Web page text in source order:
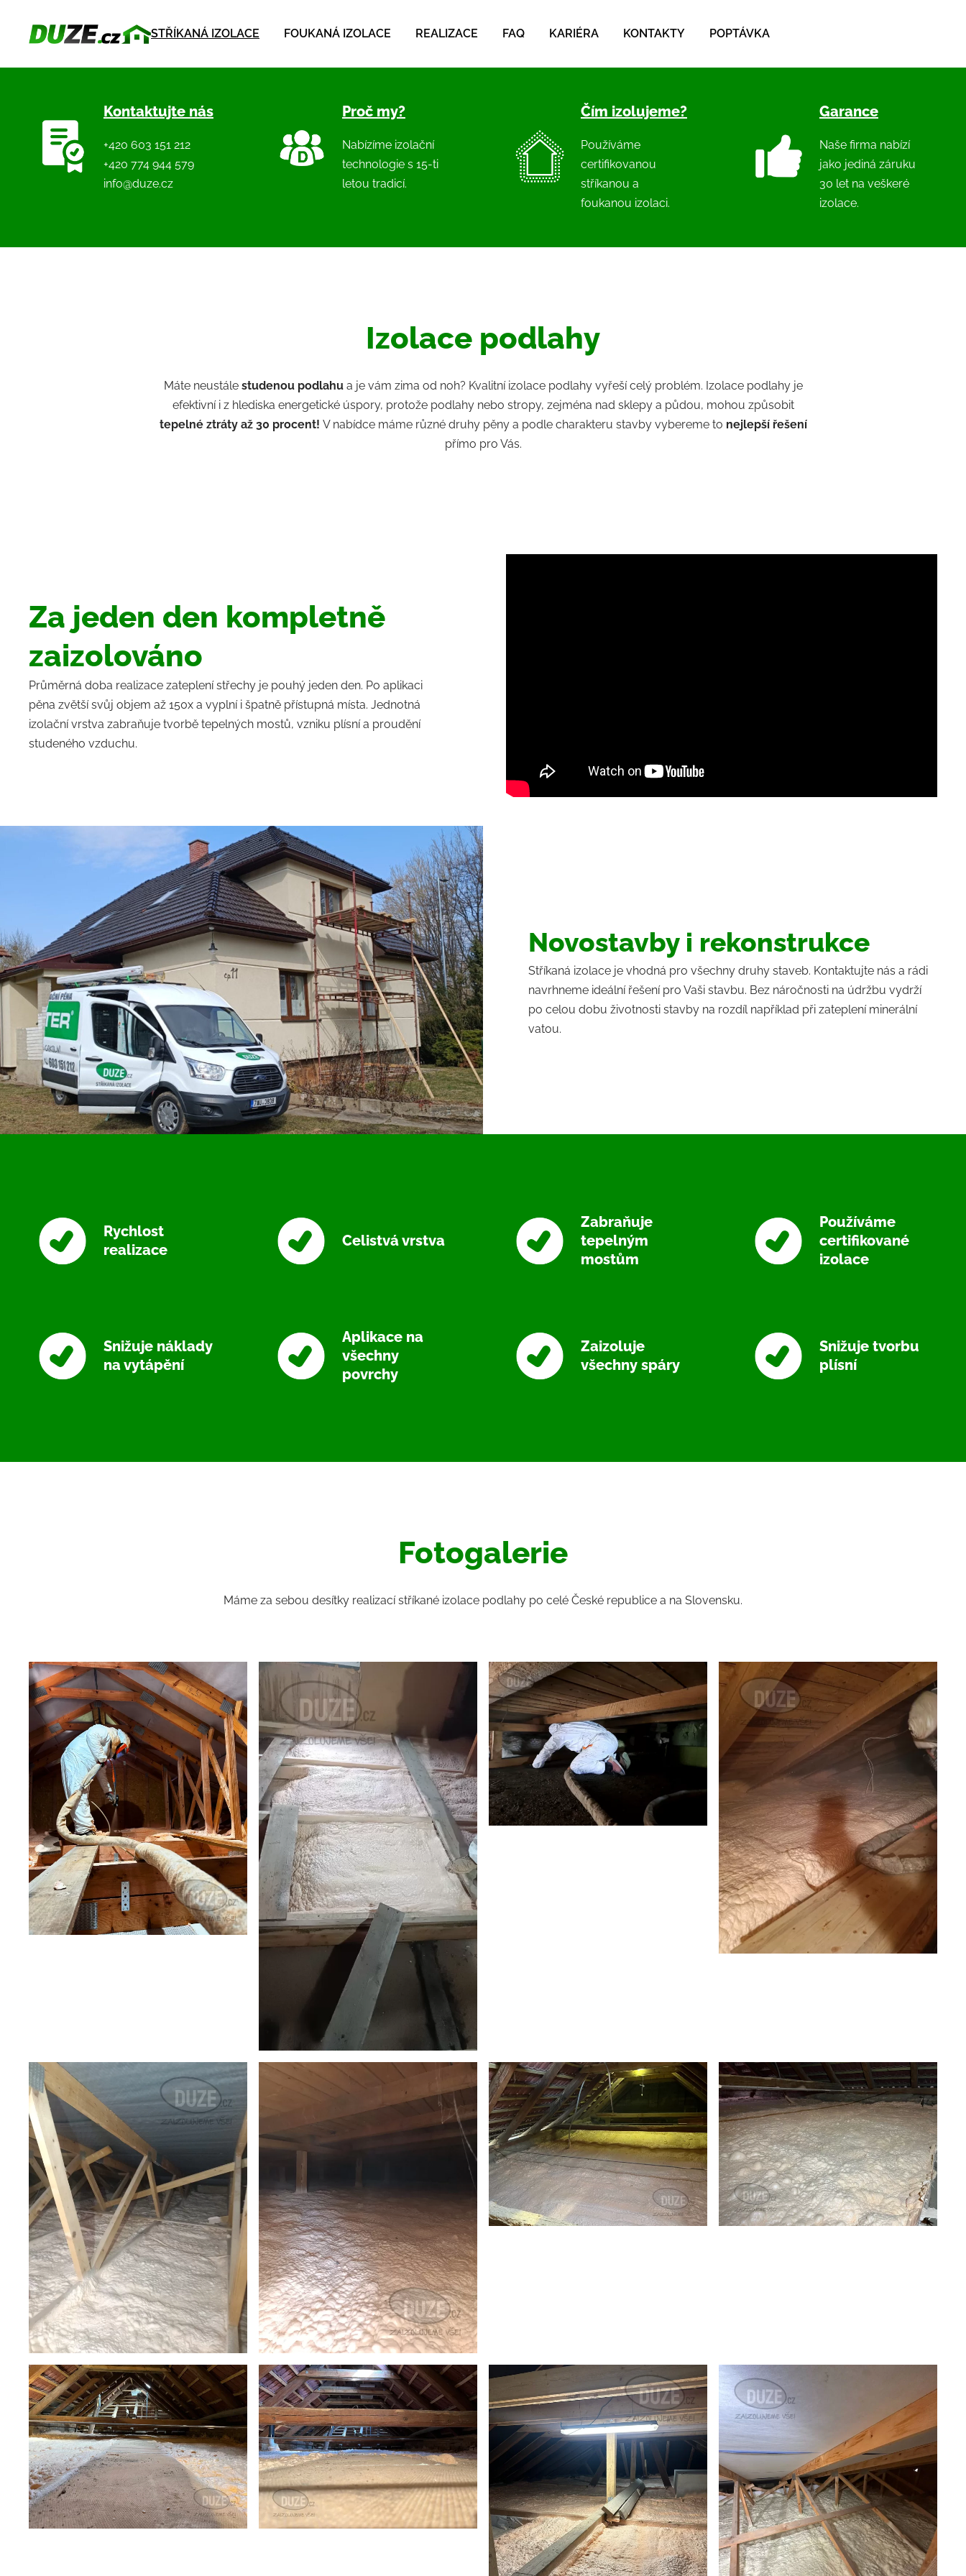
STŘÍKANÁ IZOLACE FOUKANÁ IZOLACE REALIZACE FAQ KARIÉRA KONTAKTY POPTÁVKA
Kontaktujte nás
+420 603 151 212
+420 774 944 579
info@duze.cz
Proč my?
Nabízíme izolační
technologie s 15-ti
letou tradicí.
Čím izolujeme?
Používáme
certifikovanou
stříkanou a
foukanou izolaci.
Garance
Naše firma nabízí
jako jediná záruku
30 let na veškeré
izolace.
Izolace podlahy
Máte neustále studenou podlahua je vám zima od noh? Kvalitní izolace podlahy vyřeší celý problém. Izolace podlahy je
efektivní i z hlediska energetické úspory, protože podlahy nebo stropy, zejména nad sklepy a půdou, mohou způsobit
tepelné ztráty až 30 procent! V nabídce máme různé druhy pěny a podle charakteru stavby vybereme to nejlepší řešení
přímo pro Vás.
Za jeden den kompletně
zaizolováno
Průměrná doba realizace zateplení střechy je pouhý jeden den. Po aplikaci
pěna zvětší svůj objem až 150x a vyplní i špatně přístupná místa. Jednotná
izolační vrstva zabraňuje tvorbě tepelných mostů, vzniku plísní a proudění
studeného vzduchu.
Novostavby i rekonstrukce
Stříkaná izolace je vhodná pro všechny druhy staveb. Kontaktujte nás a rádi
navrhneme ideální řešení pro Vaši stavbu. Bez náročnosti na údržbu vydrží
po celou dobu životnosti stavby na rozdíl například při zateplení minerální
vatou.
Rychlost
realizace
Celistvá vrstva
Zabraňuje
tepelným
mostům
Používáme
certifikované
izolace
Snižuje náklady
na vytápění
Aplikace na
všechny
povrchy
Zaizoluje
všechny spáry
Snižuje tvorbu
plísní
Fotogalerie
Máme za sebou desítky realizací stříkané izolace podlahy po celé České republice a na Slovensku.